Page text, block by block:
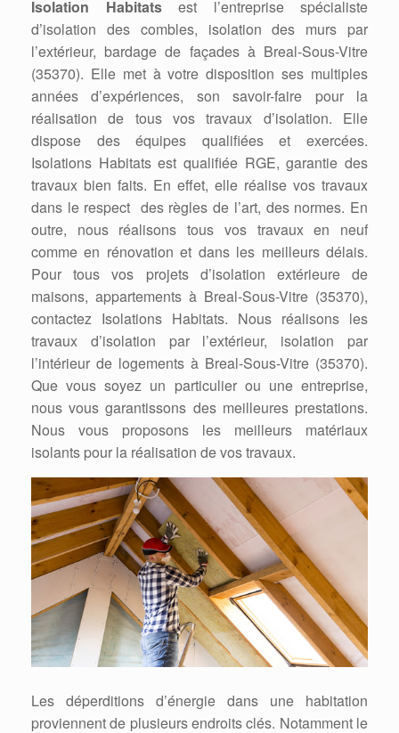
Isolation Habitatsest l’entreprise spécialiste
d’isolation des combles, isolation des murs par
l’extérieur, bardage de façades à Breal-Sous-Vitre
(35370). Elle met à votre disposition ses multiples
années d’expériences, son savoir-faire pour la
réalisation de tous vos travaux d’isolation. Elle
dispose des équipes qualifiées et exercées.
Isolations Habitats est qualifiée RGE, garantie des
travaux bien faits. En effet, elle réalise vos travaux
dans le respect des règles de l’art, des normes. En
outre, nous réalisons tous vos travaux en neuf
comme en rénovation et dans les meilleurs délais.
Pour tous vos projets d’isolation extérieure de
maisons, appartements à Breal-Sous-Vitre (35370),
contactez Isolations Habitats. Nous réalisons les
travaux d’isolation par l’extérieur, isolation par
l’intérieur de logements à Breal-Sous-Vitre (35370).
Que vous soyez un particulier ou une entreprise,
nous vous garantissons des meilleures prestations.
Nous vous proposons les meilleurs matériaux
isolants pour la réalisation de vos travaux.
Les déperditions d’énergie dans une habitation
proviennent de plusieurs endroits clés. Notamment le